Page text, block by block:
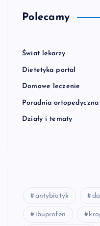
Polecamy
Świat lekarzy
Dietetyka portal
Domowe leczenie
Poradnia ortopedyczna
Działy i tematy
antybiotyk
ibuprofen